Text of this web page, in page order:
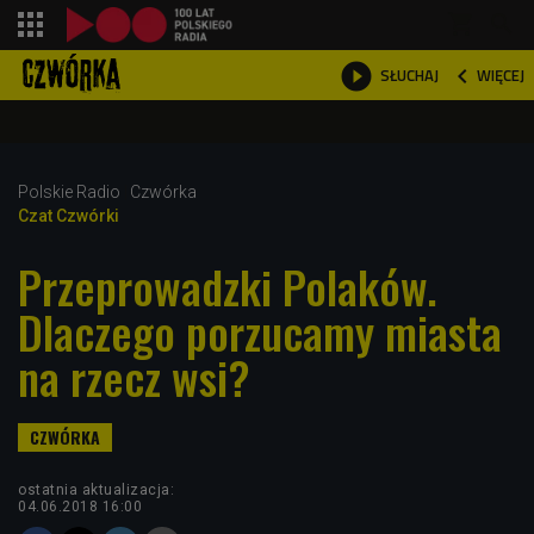
 SŁUCHAJ  WIĘCEJ

Polskie Radio
Czwórka
Czat Czwórki
Przeprowadzki Polaków.
Dlaczego porzucamy miasta
na rzecz wsi?
ostatnia aktualizacja:
04.06.2018 16:00